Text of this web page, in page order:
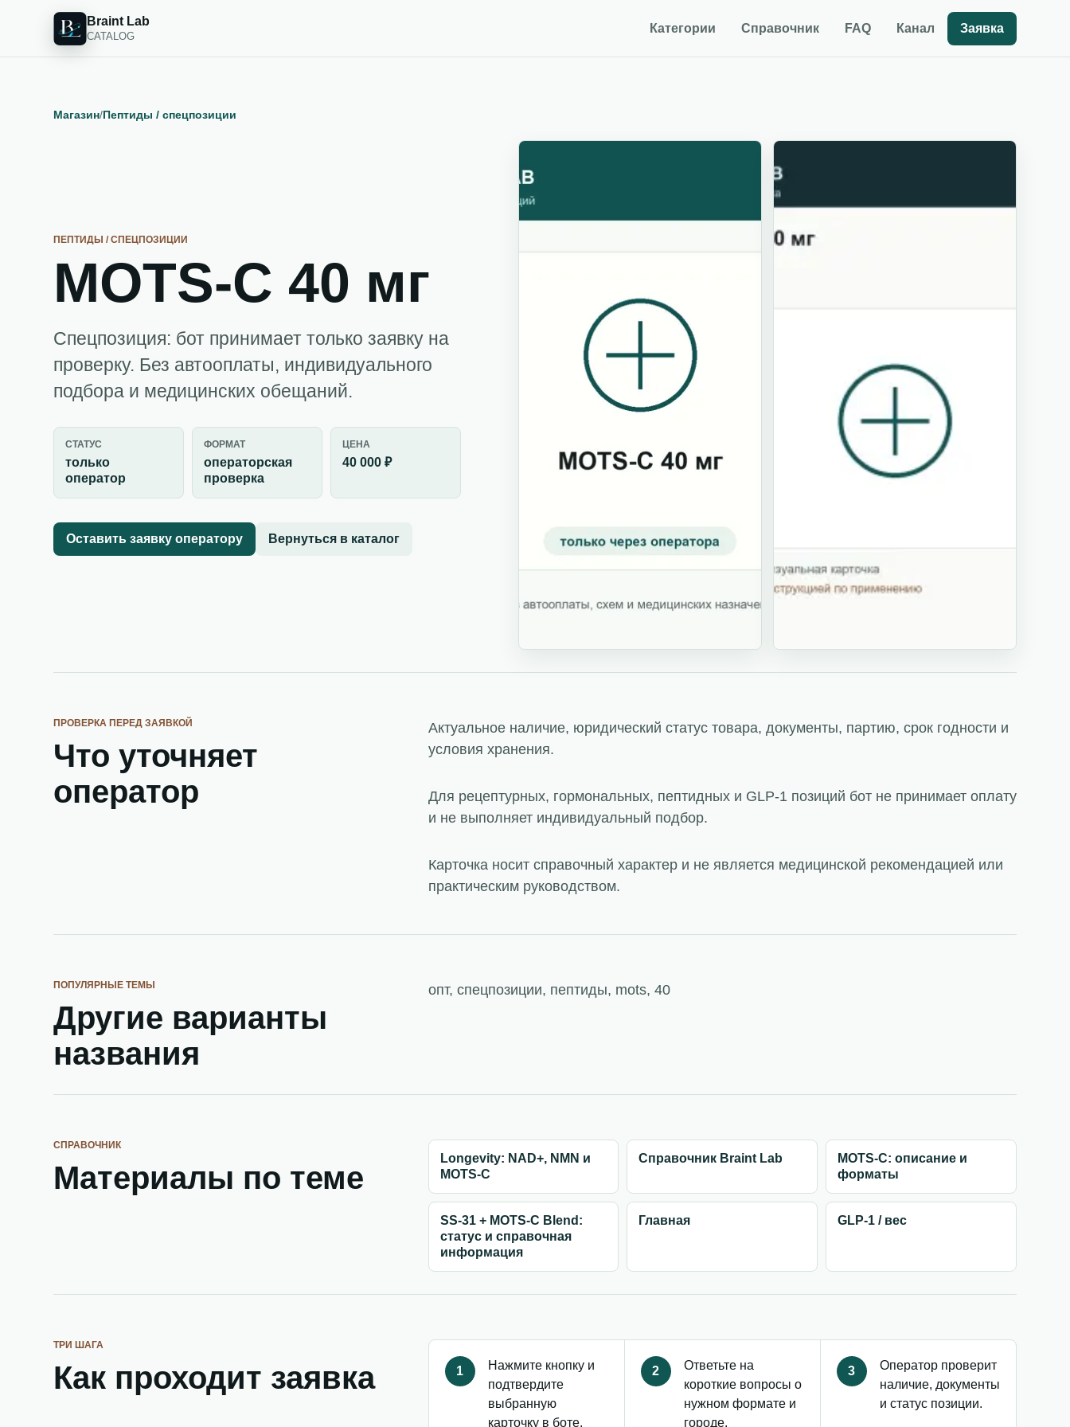
Braint Lab
CATALOG
Категории Справочник FAQ Канал Заявка
Магазин/Пептиды / спецпозиции
ПЕПТИДЫ / СПЕЦПОЗИЦИИ
MOTS-C 40 мг
Спецпозиция: бот принимает только заявку на
проверку. Без автооплаты, индивидуального
подбора и медицинских обещаний.
СТАТУС
только
оператор
ФОРМАТ
операторская
проверка
ЦЕНА
40 000 ₽
Оставить заявку оператору Вернуться в каталог
ПРОВЕРКА ПЕРЕД ЗАЯВКОЙ
Что уточняет
оператор
Актуальное наличие, юридический статус товара, документы, партию, срок годности и
условия хранения.
Для рецептурных, гормональных, пептидных и GLP-1 позиций бот не принимает оплату
и не выполняет индивидуальный подбор.
Карточка носит справочный характер и не является медицинской рекомендацией или
практическим руководством.
ПОПУЛЯРНЫЕ ТЕМЫ
Другие варианты
названия
опт, спецпозиции, пептиды, mots, 40
СПРАВОЧНИК
Материалы по теме
Longevity: NAD+, NMN и
MOTS-C
Справочник Braint Lab
MOTS-C: описание и
форматы
SS-31 + MOTS-C Blend:
статус и справочная
информация
Главная GLP-1 / вес
ТРИ ШАГА
Как проходит заявка 1
Нажмите кнопку и
подтвердите
выбранную
карточку в боте.
2
Ответьте на
короткие вопросы о
нужном формате и
городе.
3
Оператор проверит
наличие, документы
и статус позиции.